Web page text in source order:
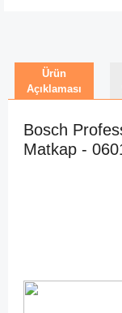
Ürün
Açıklaması
Bosch
Matkap -